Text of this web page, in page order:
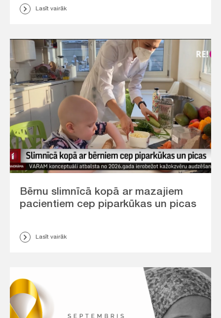
Lasīt vairāk
Bērnu slimnīcā kopā ar mazajiem
pacientiem cep piparkūkas un picas
Lasīt vairāk